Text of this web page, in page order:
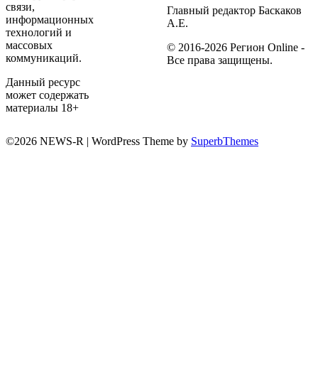
связи,
информационных
технологий и
массовых
коммуникаций.
Данный ресурс
может содержать
материалы 18+
Главный редактор Баскаков
А.Е.
© 2016-2026 Регион Online -
Все права защищены.
©2026 NEWS-R | WordPress Theme by SuperbThemes